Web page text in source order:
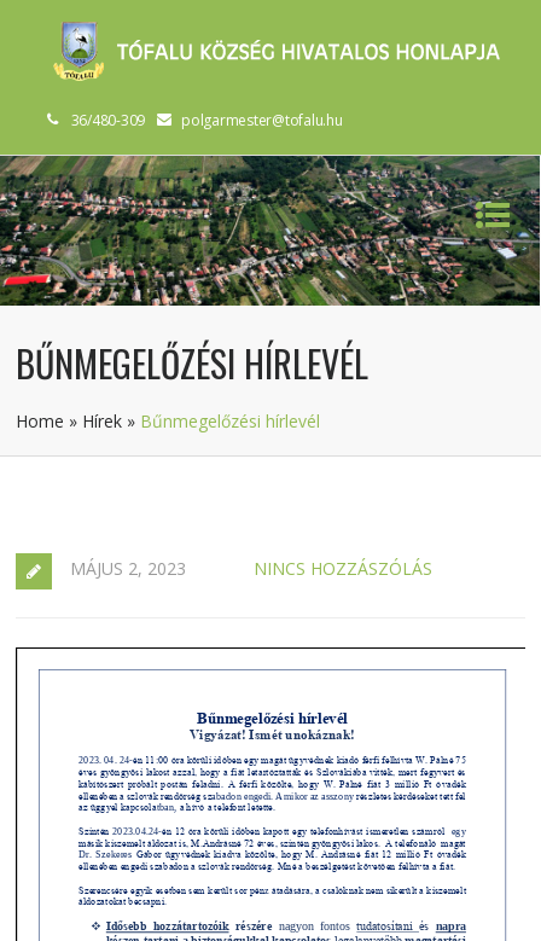
36/480-309 polgarmester@tofalu.hu
BŰNMEGELŐZÉSI HÍRLEVÉL
Home » Hírek » Bűnmegelőzési hírlevél
MÁJUS 2, 2023 NINCS HOZZÁSZÓLÁS